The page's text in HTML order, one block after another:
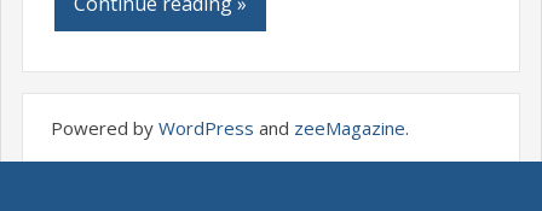
Powered by WordPress and zeeMagazine.